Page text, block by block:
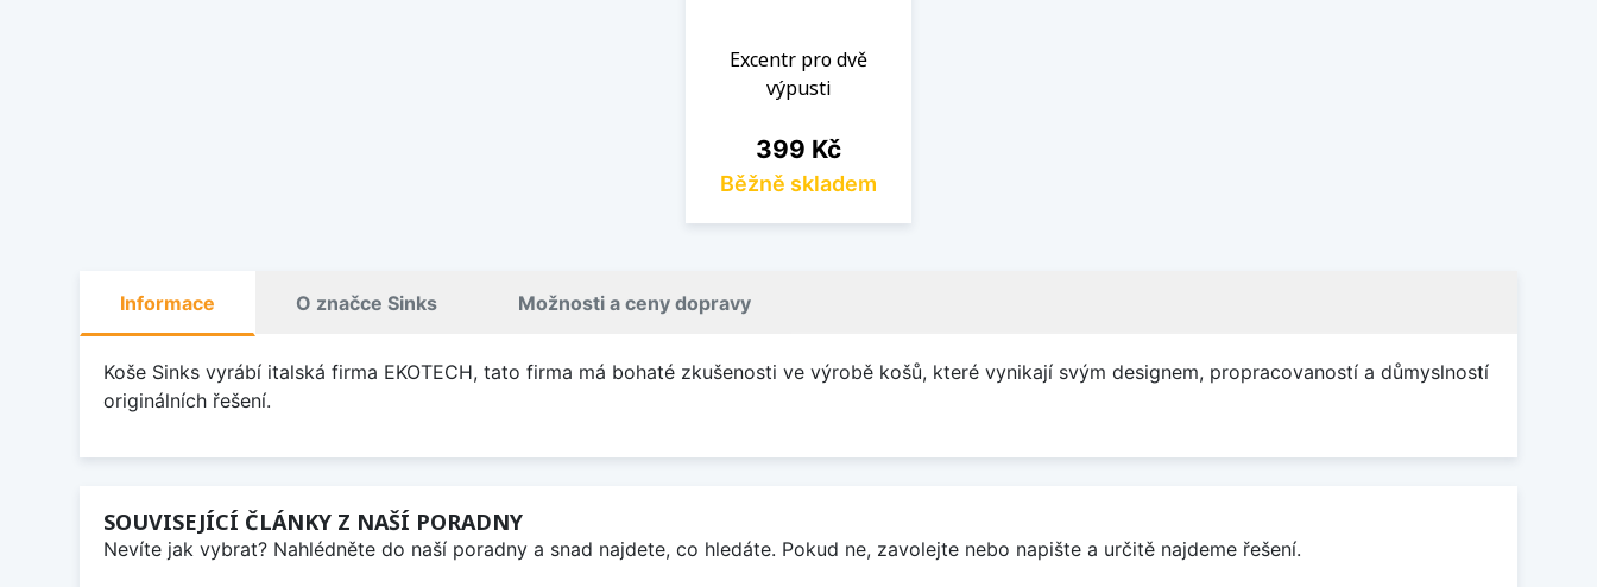
Excentr pro dvě
výpusti
Cena
399 Kč
Běžně skladem
Informace O značce Sinks Možnosti a ceny dopravy
Koše Sinks vyrábí italská firma EKOTECH, tato firma má bohaté zkušenosti ve výrobě košů, které vynikají svým designem, propracovaností a důmyslností
originálních řešení.
SOUVISEJÍCÍ ČLÁNKY Z NAŠÍ PORADNY
Nevíte jak vybrat? Nahlédněte do naší poradny a snad najdete, co hledáte. Pokud ne, zavolejte nebo napište a určitě najdeme řešení.